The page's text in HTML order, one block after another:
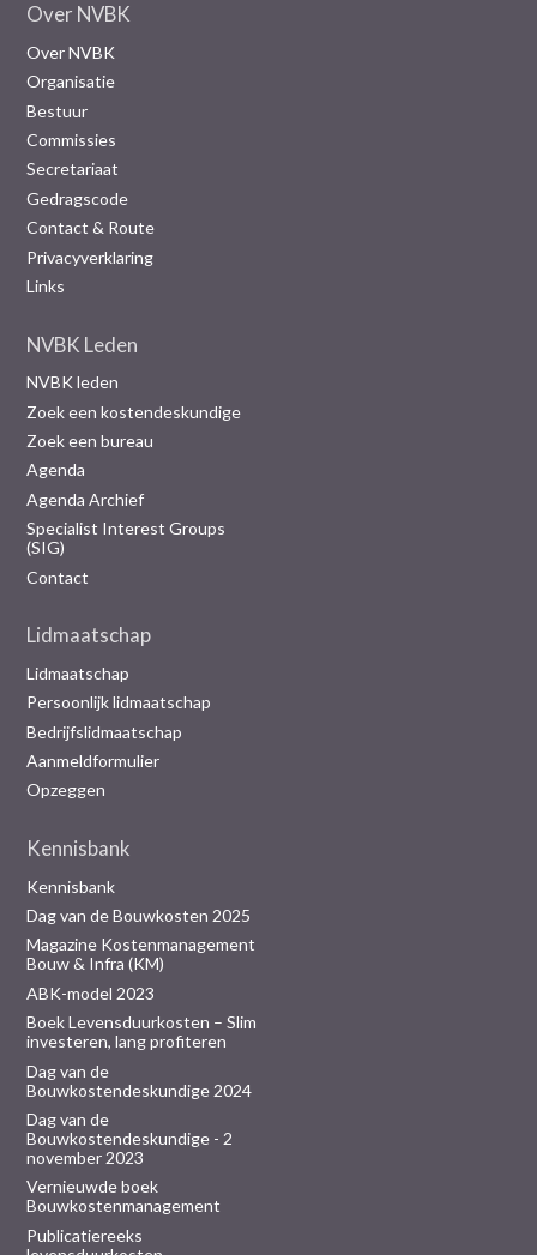
Over NVBK
Over NVBK
Organisatie
Bestuur
Commissies
Secretariaat
Gedragscode
Contact & Route
Privacyverklaring
Links
NVBK Leden
NVBK leden
Zoek een kostendeskundige
Zoek een bureau
Agenda
Agenda Archief
Specialist Interest Groups
(SIG)
Contact
Lidmaatschap
Lidmaatschap
Persoonlijk lidmaatschap
Bedrijfslidmaatschap
Aanmeldformulier
Opzeggen
Kennisbank
Kennisbank
Dag van de Bouwkosten 2025
Magazine Kostenmanagement
Bouw & Infra (KM)
ABK-model 2023
Boek Levensduurkosten – Slim
investeren, lang profiteren
Dag van de
Bouwkostendeskundige 2024
Dag van de
Bouwkostendeskundige - 2
november 2023
Vernieuwde boek
Bouwkostenmanagement
Publicatiereeks